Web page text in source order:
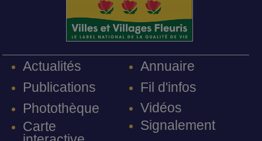
Actualités
Publications
Photothèque
Carte
Annuaire
Fil d'infos
Vidéos
Signalement